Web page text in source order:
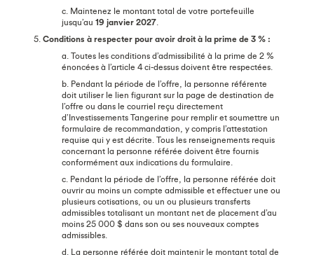
c. Maintenez le montant total de votre portefeuille
jusqu’au 19 janvier 2027
5. Conditions à respecter pour avoir droit à la prime de 3 % :
a. Toutes les conditions d’admissibilité à la prime de 2 %
énoncées à l’article 4 ci-dessus doivent être respectées.
b. Pendant la période de l’offre, la personne référente
doit utiliser le lien figurant sur la page de destination de
l’offre ou dans le courriel reçu directement
d’Investissements Tangerine pour remplir et soumettre un
formulaire de recommandation, y compris l’attestation
requise qui y est décrite. Tous les renseignements requis
concernant la personne référée doivent être fournis
conformément aux indications du formulaire.
c. Pendant la période de l’offre, la personne référée doit
ouvrir au moins un compte admissible et effectuer une ou
plusieurs cotisations, ou un ou plusieurs transferts
admissibles totalisant un montant net de placement d’au
moins 25 000 $ dans son ou ses nouveaux comptes
admissibles.
d. La personne référée doit maintenir le montant total de